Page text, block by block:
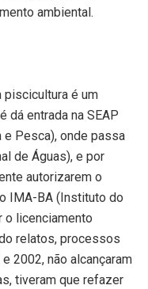
ambiental.
piscicultura é um
dá entrada na SEAP
e Pesca), onde passa
de Águas), e por
autorizarem o
IMA-BA (Instituto do
o licenciamento
relatos, processos
2002, não alcançaram
tiveram que refazer